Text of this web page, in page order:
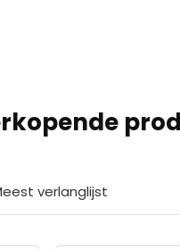
verlanglijst